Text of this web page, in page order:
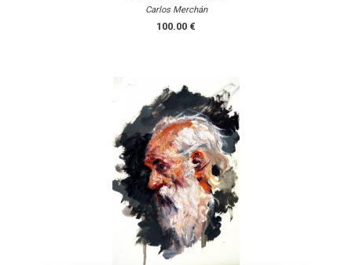
Carlos Merchán
100.00 €